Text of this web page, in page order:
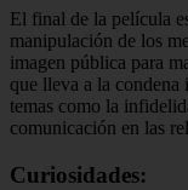
El final de la película
manipulación de los
imagen pública para
que lleva a la
temas como la
comunicación en las
Curiosidades: